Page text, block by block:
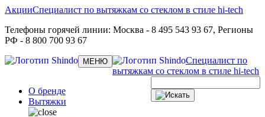
Акции
Телефоны горячей линии: Москва - 8 495 543 93 67, Регионы
РФ - 8 800 700 93 67
Специалист по вытяжкам со стеклом в стиле hi-tech
Toggle
navigation
МЕНЮ
Специалист по
вытяжкам со стеклом в стиле hi-tech
О бренде
Вытяжки